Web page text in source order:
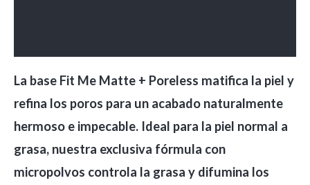
La base Fit Me Matte + Poreless matifica la piel y
refina los poros para un acabado naturalmente
hermoso e impecable. Ideal para la piel normal a
grasa, nuestra exclusiva fórmula con
micropolvos controla la grasa y difumina los